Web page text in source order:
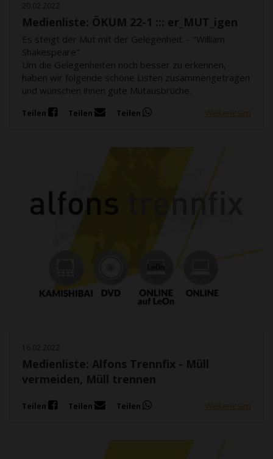
20.02.2022
Medienliste: ÖKUM 22-1 ::: er_MUT_igen
Es steigt der Mut mit der Gelegenheit. - "William
Shakespeare"
Um die Gelegenheiten noch besser zu erkennen,
haben wir folgende schöne Listen zusammengetragen
und wünschen ihnen gute Mutausbrüche.
Teilen Teilen Teilen Weiterlesen
16.02.2022
Medienliste: Alfons Trennfix - Müll
vermeiden, Müll trennen
Teilen Teilen Teilen Weiterlesen